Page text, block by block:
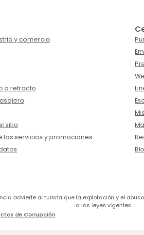
y comercio
o retracto
sitio
los servicios y promociones
advierte al turista que la explotación y el
a las leyes vigentes
de Corrupción